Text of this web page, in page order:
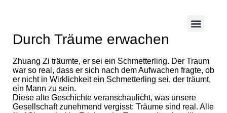
Durch Träume erwachen
Zhuang Zi träumte, er sei ein Schmetterling. Der Traum
war so real, dass er sich nach dem Aufwachen fragte, ob
er nicht in Wirklichkeit ein Schmetterling sei, der träumt,
ein Mann zu sein.
Diese alte Geschichte veranschaulicht, was unsere
Gesellschaft zunehmend vergisst: Träume sind real. Alle